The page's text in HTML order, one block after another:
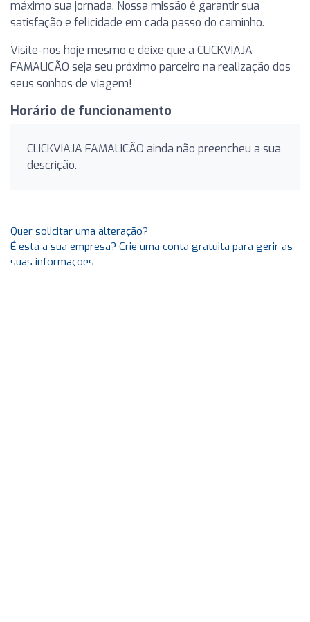
máximo sua jornada. Nossa missão é garantir sua
satisfação e felicidade em cada passo do caminho.
Visite-nos hoje mesmo e deixe que a CLICKVIAJA
FAMALICÃO seja seu próximo parceiro na realização dos
seus sonhos de viagem!
Horário de funcionamento
CLICKVIAJA FAMALICÃO ainda não preencheu a sua
descrição.
Quer solicitar uma alteração?
É esta a sua empresa? Crie uma conta gratuita para gerir as
suas informações